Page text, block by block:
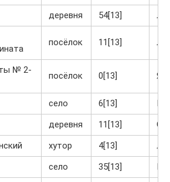
деревня 54[13]
посёлок 11[13]
№ 2-
посёлок 0[13]
село 6[13]
деревня 11[13]
хутор 4[13]
село 35[13]